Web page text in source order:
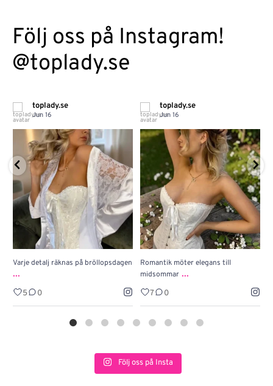
Följ oss på Instagram!
@toplady.se
toplady.se
Jun 16
Varje detalj räknas på bröllopsdagen
...
5 0
toplady.se
Jun 16
Romantik möter elegans till
midsommar ...
7 0
Följ oss på Insta